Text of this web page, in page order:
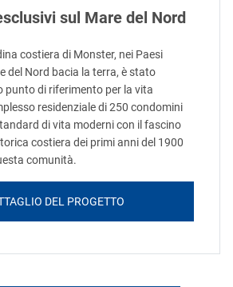
sul Mare del Nord
costiera di Monster, nei Paesi
del Nord bacia la terra, è stato
punto di riferimento per la vita
residenziale di 250 condomini
di vita moderni con il fascino
costiera dei primi anni del 1900
comunità.
DEL PROGETTO